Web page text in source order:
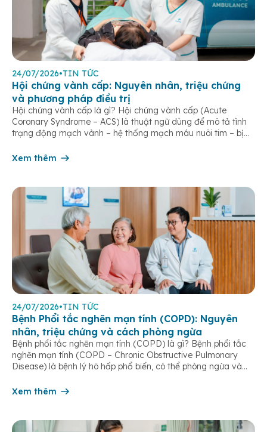
24/07/2026•TIN TỨC
Hội chứng vành cấp: Nguyên nhân, triệu chứng
và phương pháp điều trị
Hội chứng vành cấp là gì? Hội chứng vành cấp (Acute
Coronary Syndrome – ACS) là thuật ngữ dùng để mô tả tình
trạng động mạch vành – hệ thống mạch máu nuôi tim – bị
đến cơ tim giảm hoặc ngừng đột ngột. […]
Xem thêm
24/07/2026•TIN TỨC
Bệnh Phổi tắc nghẽn mạn tính (COPD): Nguyên
nhân, triệu chứng và cách phòng ngừa
Bệnh phổi tắc nghẽn mạn tính (COPD) là gì? Bệnh phổi tắc
nghẽn mạn tính (COPD – Chronic Obstructive Pulmonary
Disease) là bệnh lý hô hấp phổ biến, có thể phòng ngừa và
chứng hô hấp mạn tính như khó thở, ho […]
Xem thêm